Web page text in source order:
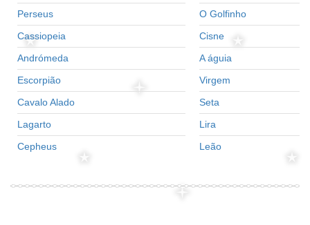
Perseus
Cassiopeia
Andrómeda
Escorpião
Cavalo Alado
Lagarto
Cepheus
O Golfinho
Cisne
A águia
Virgem
Seta
Lira
Leão